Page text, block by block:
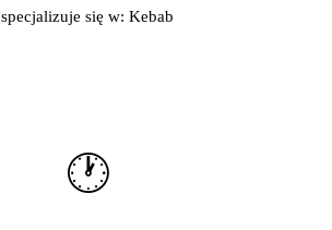
specjalizuje się w: Kebab
🕐